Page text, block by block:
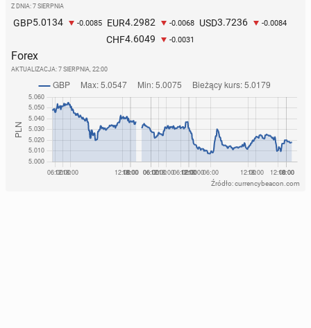
Z DNIA: 7 SIERPNIA
GBP5.0134 -0.0085 EUR4.2982 -0.0068 USD3.7236 -0.0084
CHF4.6049 -0.0031
Forex
AKTUALIZACJA: 7 SIERPNIA, 22:00
Źródło: currencybeacon.com